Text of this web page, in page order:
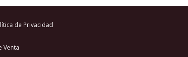
de Privacidad
Venta